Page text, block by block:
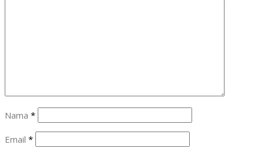
Nama *
Email *